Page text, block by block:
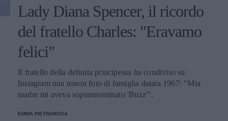
Lady Diana Spencer, il ricordo
del fratello Charles: "Eravamo
felici"
Il fratello della defunta principessa ha condiviso su
Instagram una tenera foto di famiglia datata 1967: "Mia
madre mi aveva soprannominato 'Buzz'".
EMMA PIETRAROSA